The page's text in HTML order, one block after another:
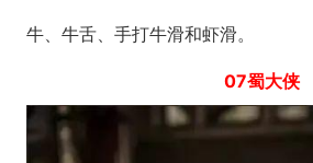
牛、牛舌、手打牛滑和虾滑。
07蜀大侠